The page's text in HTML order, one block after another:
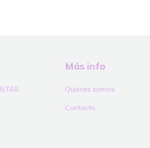
Más info
Quiénes somos
Contacto